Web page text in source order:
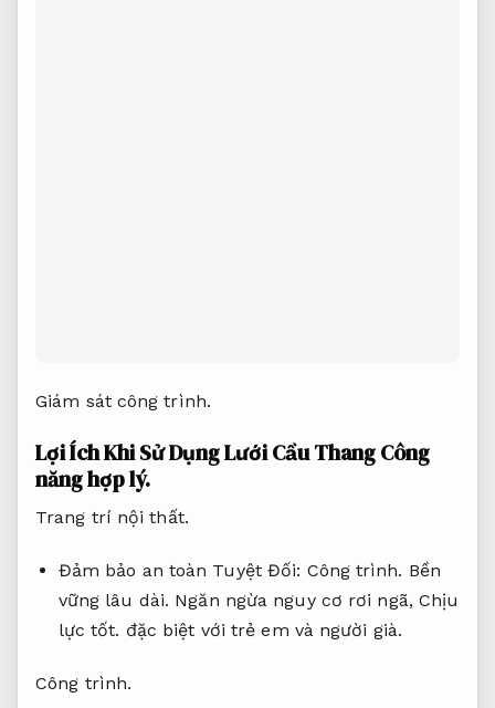
Lợi Ích Khi Sử Dụng Lưới Cầu ThangCông
năng hợp lý.